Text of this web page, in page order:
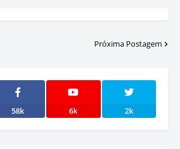
Próxima Postagem
58k 6k 2k